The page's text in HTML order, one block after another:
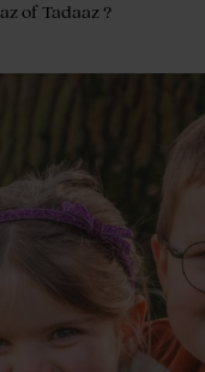
of Tadaaz ?